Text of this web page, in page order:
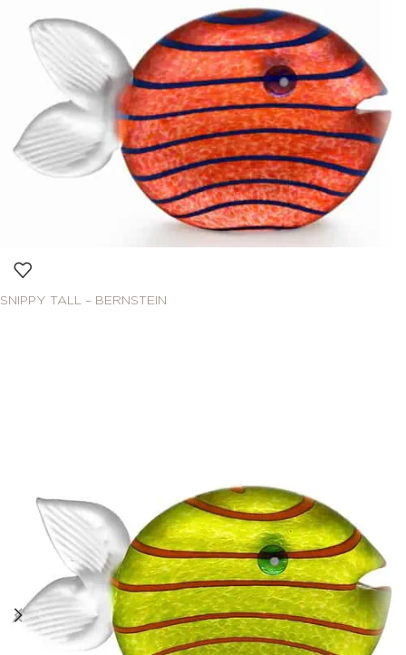
SNIPPY TALL – BERNSTEIN